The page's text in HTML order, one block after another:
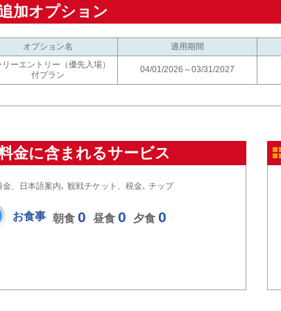
加オプション
オプション名 適用期間
ーエントリー（優先入場）
付プラン
04/01/2026～03/31/2027
金に含まれるサービス
金、日本語案内､ 観戦チケット、税金､ チップ
お食事 朝食 0 昼食 0 夕食 0